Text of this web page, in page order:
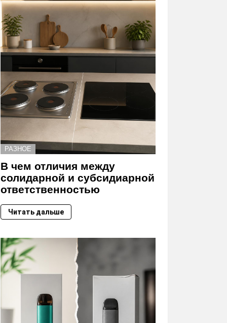
РАЗНОЕ
В чем отличия между
солидарной и субсидиарной
ответственностью
Читать дальше